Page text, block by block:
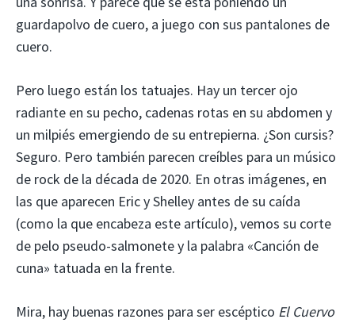
guardapolvo de cuero, a juego con sus pantalones de
cuero.
Pero luego están los tatuajes. Hay un tercer ojo
radiante en su pecho, cadenas rotas en su abdomen y
un milpiés emergiendo de su entrepierna. ¿Son cursis?
Seguro. Pero también parecen creíbles para un músico
de rock de la década de 2020. En otras imágenes, en
las que aparecen Eric y Shelley antes de su caída
(como la que encabeza este artículo), vemos su corte
de pelo pseudo-salmonete y la palabra «Canción de
cuna» tatuada en la frente.
Mira, hay buenas razones para ser escéptico El Cuervo